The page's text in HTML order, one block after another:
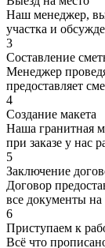
Наш менеджер,
участка и
3
Составление
Менеджер
предоставляет
4
Создание макета
Наша гранитная
при заказе у нас
5
Заключение
Договор
все документы
6
Приступаем к
Всё что